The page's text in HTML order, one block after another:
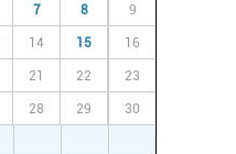
7 8 9
14 15 16
21 22 23
28 29 30